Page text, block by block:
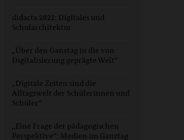
didacta 2022: Digitales und
Schularchitektur
„Über den Ganztag in die von
Digitalisierung geprägte Welt“
„Digitale Zeiten sind die
Alltagswelt der Schülerinnen und
Schüler“
„Eine Frage der pädagogischen
Perspektive“: Medien im Ganztag